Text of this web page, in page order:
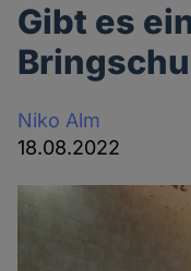
Gibt es
Niko Alm
18.08.2022